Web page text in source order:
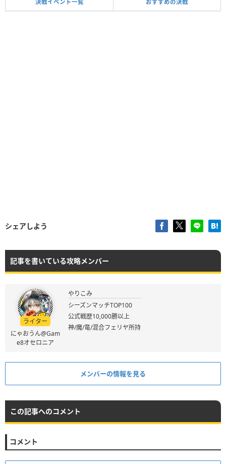
決戦イベント一覧 おすすめの決戦
シェアしよう
記事を書いている攻略メンバー
ライター
にゃおうん@Gam
e8オセロニア
やりこみ
シーズンマッチTOP100
公式戦歴10,000勝以上
神/魔/竜/混合フェリヤ所持
メンバーの情報を見る
この記事へのコメント
コメント